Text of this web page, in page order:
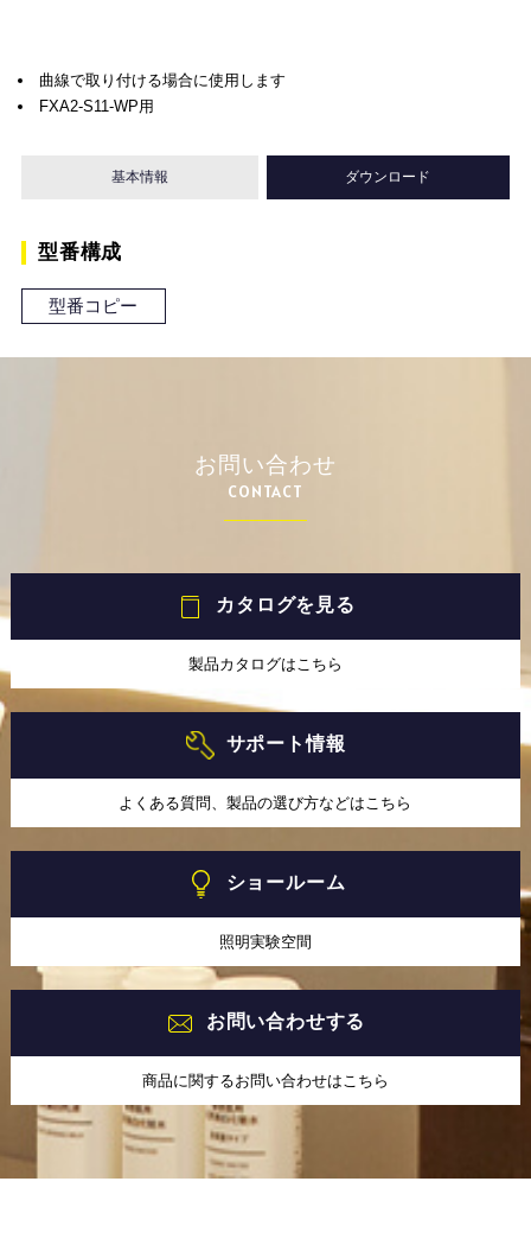
曲線で取り付ける場合に使用します
FXA2-S11-WP用
基本情報 ダウンロード
型番構成
型番コピー
お問い合わせ
CONTACT
カタログを見る
製品カタログはこちら
サポート情報
よくある質問、製品の選び方などはこちら
ショールーム
照明実験空間
お問い合わせする
商品に関するお問い合わせはこちら